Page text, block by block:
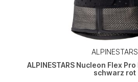
ALPINESTARS
ALPINESTARS Nucleon Flex
schwarz rot